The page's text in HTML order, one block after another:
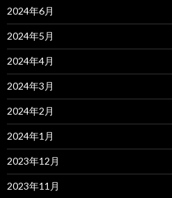
2024年6月
2024年5月
2024年4月
2024年3月
2024年2月
2024年1月
2023年12月
2023年11月